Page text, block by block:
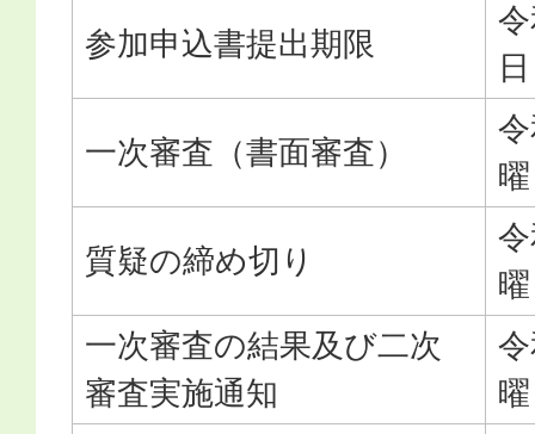
参加申込書提出期限
一次審査（書面審査）
質疑の締め切り
一次審査の結果及び二次
審査実施通知